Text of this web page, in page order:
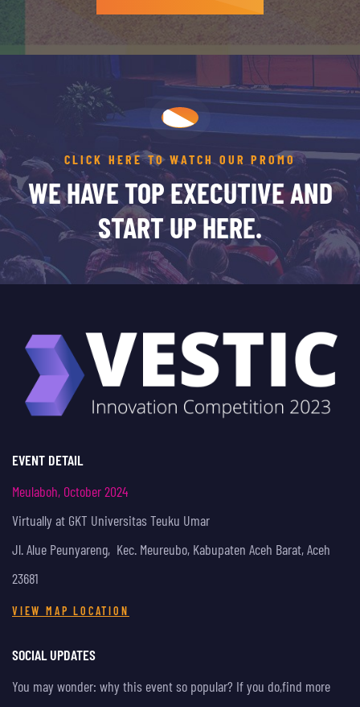
CLICK HERE TO WATCH OUR PROMO
WE HAVE TOP EXECUTIVE AND
START UP HERE.
EVENT DETAIL
Meulaboh, October 2024
Virtually at GKT Universitas Teuku Umar
Jl. Alue Peunyareng, Kec. Meureubo, Kabupaten Aceh Barat, Aceh
23681
VIEW MAP LOCATION
SOCIAL UPDATES
You may wonder: why this event so popular? If you do,find more